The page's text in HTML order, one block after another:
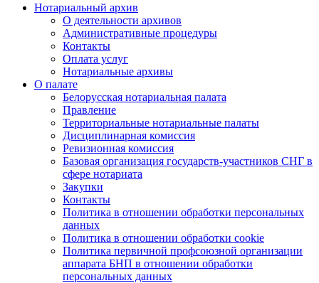
Нотариальный архив
О деятельности архивов
Административные процедуры
Контакты
Оплата услуг
Нотариальные архивы
О палате
Белорусская нотариальная палата
Правление
Территориальные нотариальные палаты
Дисциплинарная комиссия
Ревизионная комиссия
Базовая организация государств-участников СНГ в
сфере нотариата
Закупки
Контакты
Политика в отношении обработки персональных
данных
Политика в отношении обработки cookie
Политика первичной профсоюзной организации
аппарата БНП в отношении обработки
персональных данных